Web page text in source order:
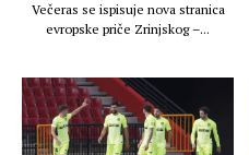
Večeras se ispisuje nova stranica
evropske priče Zrinjskog –...